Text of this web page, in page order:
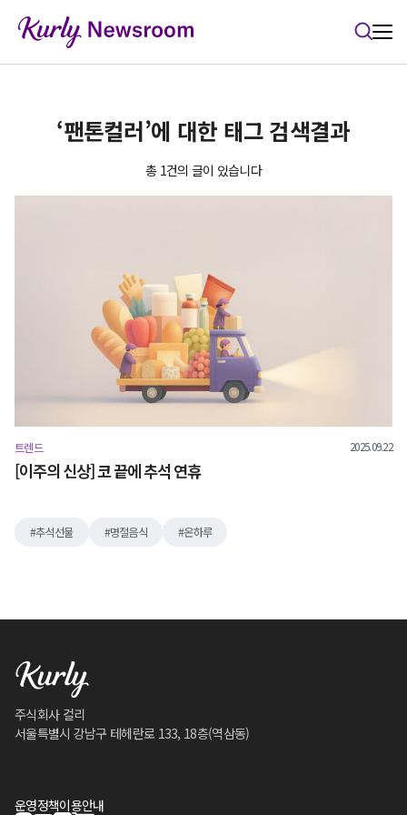
‘팬톤컬러’에 대한 태그 검색결과
총 1건의 글이 있습니다
트렌드 2025.09.22
[이주의 신상] 코 끝에 추석 연휴
추석선물 명절음식 온하루
주식회사 컬리
서울특별시 강남구 테헤란로 133, 18층(역삼동)
운영정책이용안내